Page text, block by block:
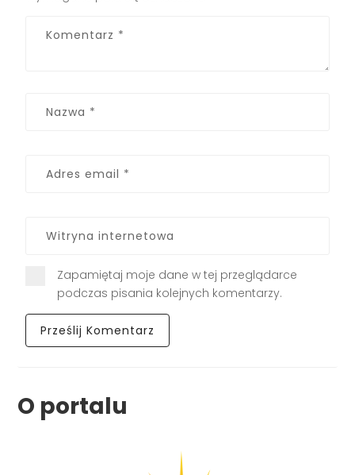
Zapamiętaj moje dane w tej przeglądarce
podczas pisania kolejnych komentarzy.
O portalu